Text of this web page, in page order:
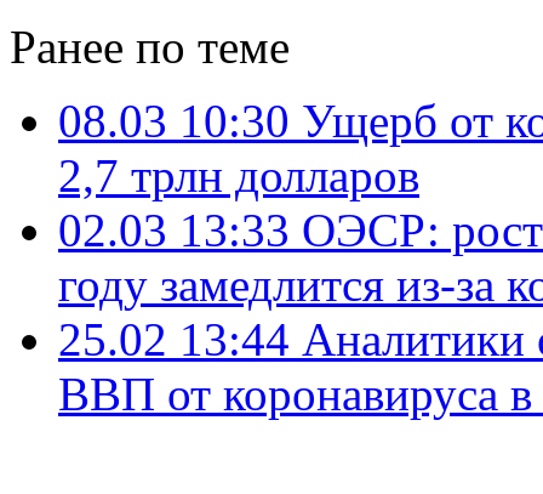
Ранее по теме
08.03 10:30 Ущерб от
2,7 трлн долларов
02.03 13:33 ОЭСР:
году замедлится из-за
25.02 13:44 Аналитики
ВВП от коронавируса в